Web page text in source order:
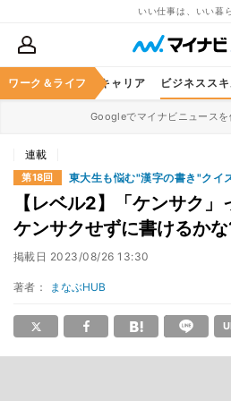
いい仕事は、いい暮
ワーク＆ライフ キャリア ビジネスス
Googleでマイナビニュース
連載
第18回 東大生も悩む"漢字の書き"クイ
【レベル2】「ケンサク
ケンサクせずに書けるか
掲載日 2023/08/26 13:30
著者： まなぶHUB